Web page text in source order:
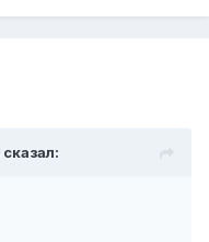
сказал: